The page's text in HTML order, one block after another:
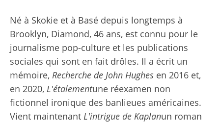
Né à Skokie et à Basé depuis longtemps à
Brooklyn, Diamond, 46 ans, est connu pour le
journalisme pop-culture et les publications
sociales qui sont en fait drôles. Il a écrit un
mémoire, Recherche de John Hughes en 2016 et,
en 2020, L'étalementune réexamen non
fictionnel ironique des banlieues américaines.
Vient maintenant L'intrigue de Kaplanun roman